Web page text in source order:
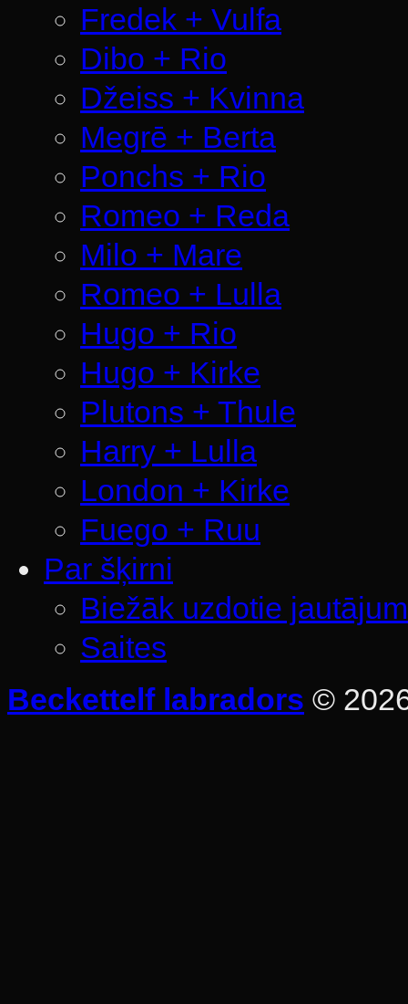
Fredek + Vulfa
Dibo + Rio
Džeiss + Kvinna
Megrē + Berta
Ponchs + Rio
Romeo + Reda
Milo + Mare
Romeo + Lulla
Hugo + Rio
Hugo + Kirke
Plutons + Thule
Harry + Lulla
London + Kirke
Fuego + Ruu
Par šķirni
Biežāk uzdotie
Saites
Beckettelf labradors ©